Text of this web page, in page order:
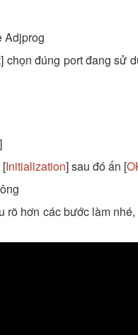
Adjprog
] chọn đúng port đang sử
Initialization] sau đó ấn [
rõ hơn các bước làm